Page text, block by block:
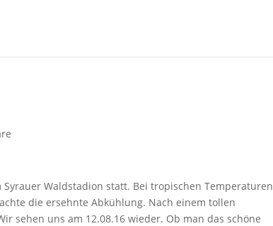
Waldstadion statt. Bei tropischen Temperaturen
die ersehnte Abkühlung. Nach einem tollen
sehen uns am 12.08.16 wieder. Ob man das schöne